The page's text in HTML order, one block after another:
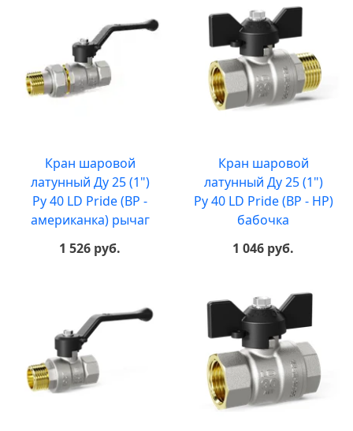
Кран шаровой
латунный Ду 25 (1")
Ру 40 LD Pride (ВР -
американка) рычаг
1 526 руб.
Кран шаровой
латунный Ду 25 (1")
Ру 40 LD Pride (ВР - НР)
бабочка
1 046 руб.